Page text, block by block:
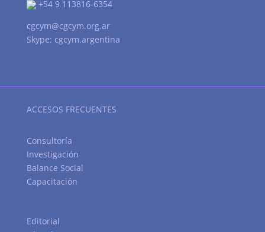
+54 9 113816-6354
cgcym@cgcym.org.ar
Skype: cgcym.argentina
ACCESOS FRECUENTES
Consultoría
Investigación
Balance Social
Capacitación
Editorial